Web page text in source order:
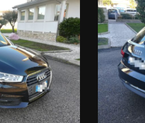
DISPONIBILITA' E DELLA